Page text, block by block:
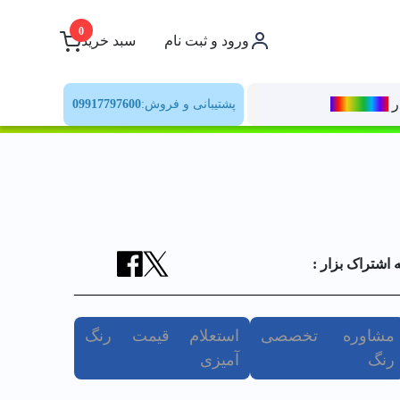
ورود و ثبت نام سبد خرید
0
پشتیبانی و فروش:09917797600
اشتراک بزار :
مشاوره تخصصی
رنگ
استعلام قیمت رنگ
آمیزی